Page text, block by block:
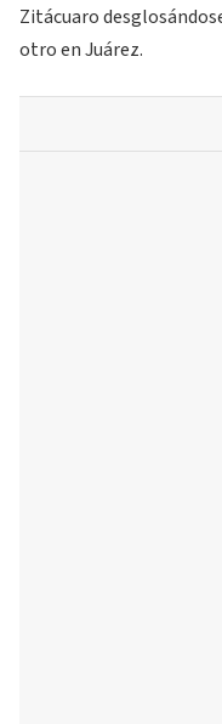
Zitácuaro
otro en Juárez.